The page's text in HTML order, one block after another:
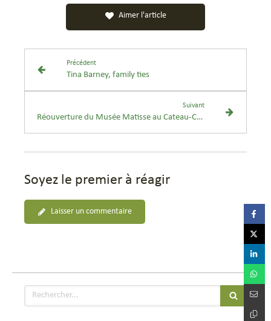
Aimer l'article
Précédent
Tina Barney, family ties
Suivant
Réouverture du Musée Matisse au Cateau-Cambrésis
Soyez le premier à réagir
Laisser un commentaire
Rechercher